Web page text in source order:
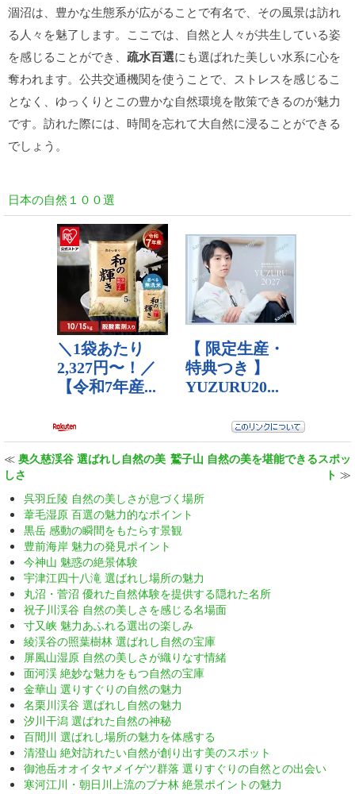
涸沼は、豊かな生態系が広がることで有名で、その風景は訪れ
る人々を魅了します。ここでは、自然と人々が共生している姿
を感じることができ、 疏水百選にも選ばれた美しい水系に心を
奪われます。公共交通機関を使うことで、ストレスを感じるこ
となく、ゆっくりとこの豊かな自然環境を散策できるのが魅力
です。訪れた際には、時間を忘れて大自然に浸ることができる
でしょう。
日本の自然１００選
≪ 奥久慈渓谷 選ばれし自然の美
しさ
鷲子山 自然の美を堪能できるスポッ
ト ≫
呉羽丘陵 自然の美しさが息づく場所
葦毛湿原 百選の魅力的なポイント
黒岳 感動の瞬間をもたらす景観
豊前海岸 魅力の発見ポイント
今神山 魅惑の絶景体験
宇津江四十八滝 選ばれし場所の魅力
丸沼・菅沼 優れた自然体験を提供する隠れた名所
祝子川渓谷 自然の美しさを感じる名場面
寸又峡 魅力あふれる選出の楽しみ
綾渓谷の照葉樹林 選ばれし自然の宝庫
屏風山湿原 自然の美しさが織りなす情緒
面河渓 絶妙な魅力をもつ自然の宝庫
金華山 選りすぐりの自然の魅力
名栗川渓谷 選ばれし自然の魅力
汐川干潟 選ばれた自然の神秘
百間川 選ばれし場所の魅力を体感する
清澄山 絶対訪れたい自然が創り出す美のスポット
御池岳オオイタヤメイゲツ群落 選りすぐりの自然との出会い
寒河江川・朝日川上流のブナ林 絶景ポイントの魅力